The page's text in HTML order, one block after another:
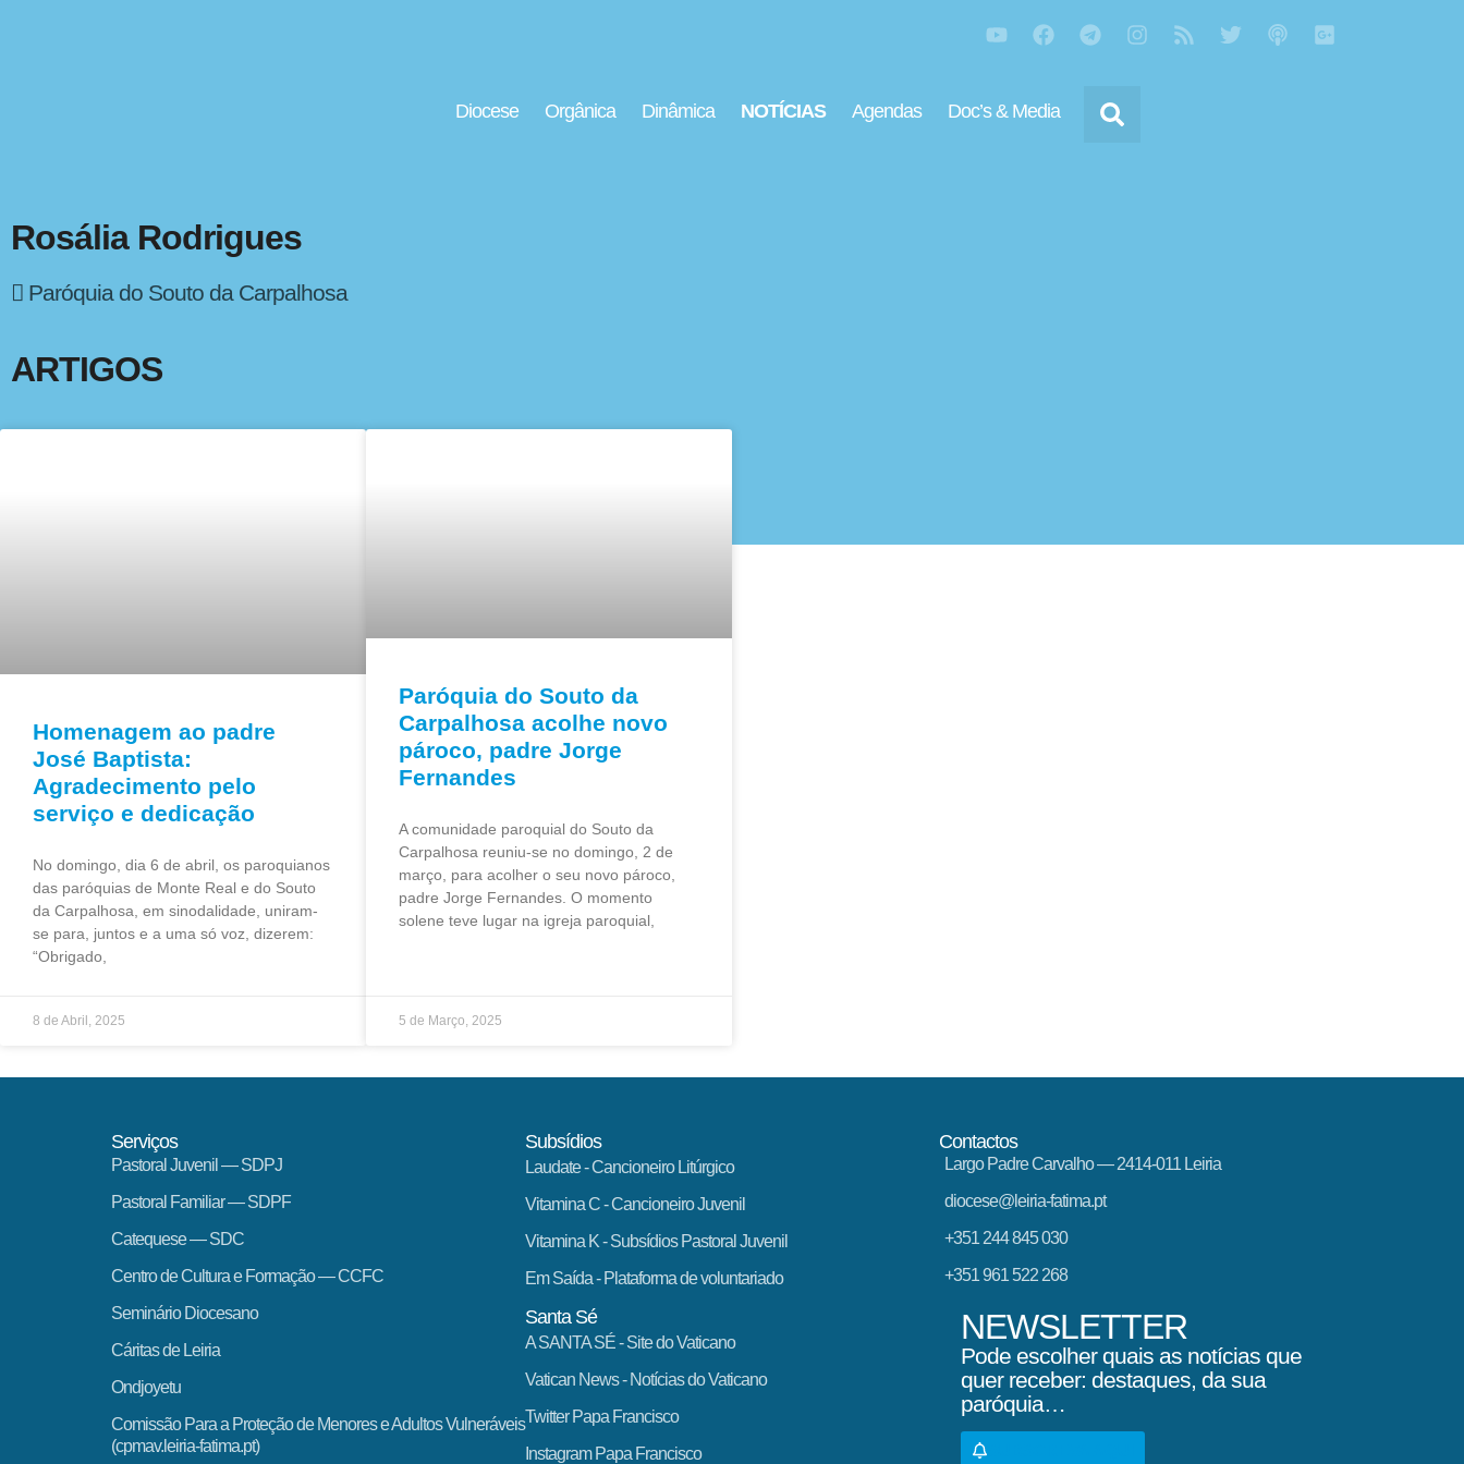
Diocese Orgânica Dinâmica NOTÍCIAS Agendas Doc’s & Media
Rosália Rodrigues
Paróquia do Souto da Carpalhosa
ARTIGOS
Homenagem ao padre
José Baptista:
Agradecimento pelo
serviço e dedicação
No domingo, dia 6 de abril, os paroquianos
das paróquias de Monte Real e do Souto
da Carpalhosa, em sinodalidade, uniram-
se para, juntos e a uma só voz, dizerem:
“Obrigado,
8 de Abril, 2025
Paróquia do Souto da
Carpalhosa acolhe novo
pároco, padre Jorge
Fernandes
A comunidade paroquial do Souto da
Carpalhosa reuniu-se no domingo, 2 de
março, para acolher o seu novo pároco,
padre Jorge Fernandes. O momento
solene teve lugar na igreja paroquial,
5 de Março, 2025
Serviços
Pastoral Juvenil — SDPJ
Pastoral Familiar — SDPF
Catequese — SDC
Centro de Cultura e Formação — CCFC
Seminário Diocesano
Cáritas de Leiria
Ondjoyetu
Comissão Para a Proteção de Menores e Adultos Vulneráveis
(cpmav.leiria-fatima.pt)
Subsídios
Laudate- Cancioneiro Litúrgico
Vitamina C- Cancioneiro Juvenil
Vitamina K- Subsídios Pastoral Juvenil
Em Saída- Plataforma de voluntariado
Santa Sé
A SANTA SÉ - Site do Vaticano
Vatican News- Notícias do Vaticano
Twitter Papa Francisco
Instagram Papa Francisco
Contactos
Largo Padre Carvalho — 2414-011 Leiria
diocese@leiria-fatima.pt
+351 244 845 030
+351 961 522 268
NEWSLETTER
Pode escolher quais as notícias que
quer receber: destaques, da sua
paróquia…